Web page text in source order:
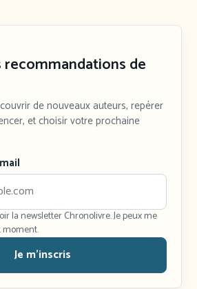
recommandations de
de nouveaux auteurs, repérer
et choisir votre prochaine
la newsletter Chronolivre. Je peux me
moment.